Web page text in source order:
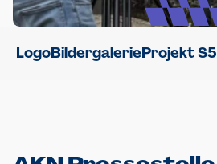
LogoBildergalerieProjekt S5